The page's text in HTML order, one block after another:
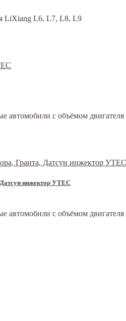
LiXiang L6, L7, L8, L9
автомобили с объёмом
Датсун инжектор УТЕС
автомобили с объёмом